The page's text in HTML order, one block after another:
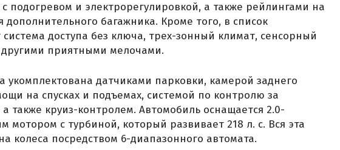
подогревом и электрорегулировкой, а также рейлингами на
багажника. Кроме того, в список
доступа без ключа, трех-зонный климат, сенсорный
приятными мелочами.
датчиками парковки, камерой заднего
на спусках и подъемах, системой по контролю за
а также круиз-контролем. Автомобиль оснащается 2.0-
мотором с турбиной, который развивает 218 л. с. Вся эта
колеса посредством 6-диапазонного автомата.